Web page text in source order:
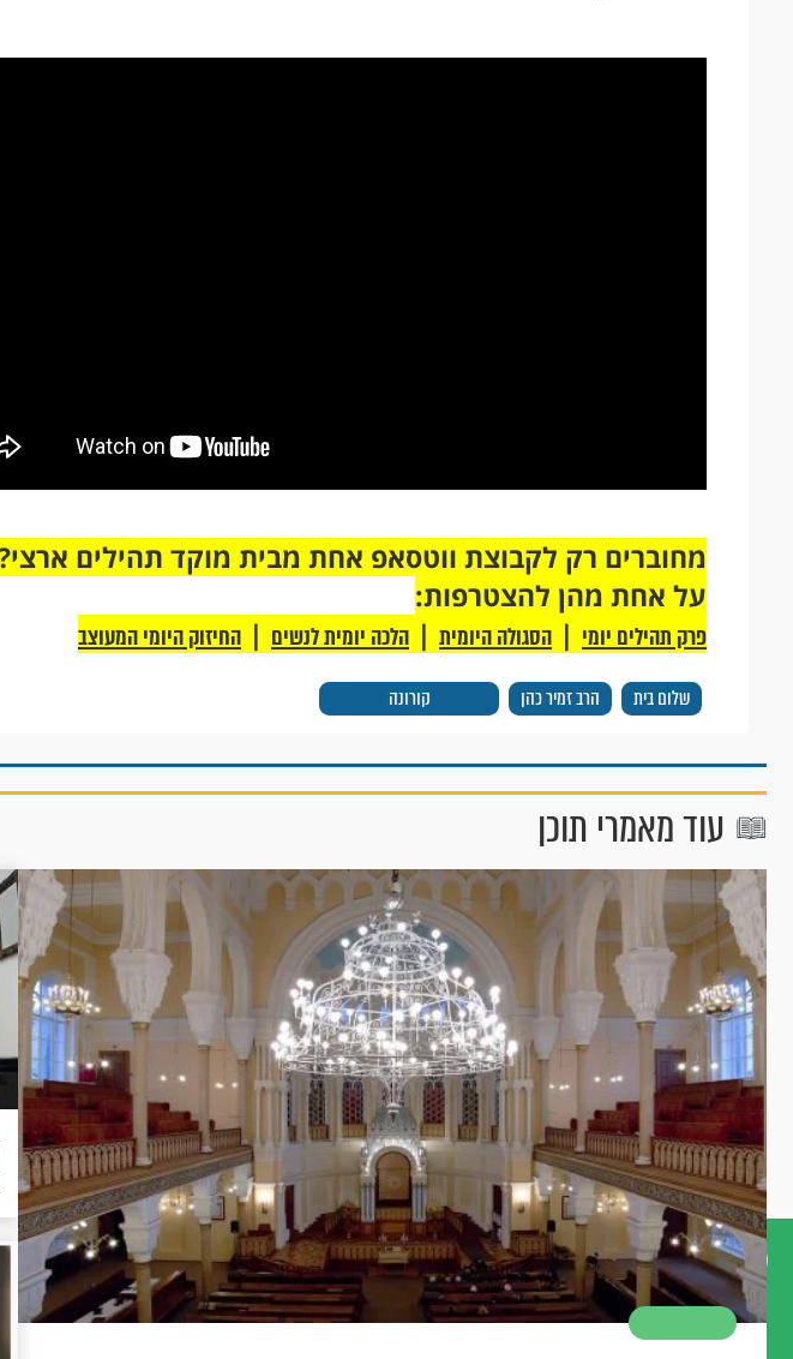
דברו
איתנו
שלום בית הרב זמיר כהן קורונה
על אחת מהן להצטרפות:
פרק תהילים יומי | הסגולה היומית | הלכה יומית לנשים | החיזוק היומי המעוצב
עוד מאמרי תוכן